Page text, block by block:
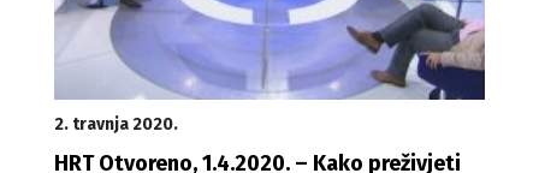
2. travnja 2020.
HRT Otvoreno, 1.4.2020. – Kako preživjeti